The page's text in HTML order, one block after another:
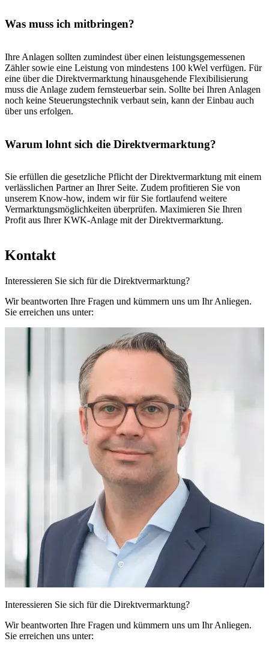
Was muss ich mitbringen?
Ihre Anlagen sollten zumindest über einen leistungsgemessenen
Zähler sowie eine Leistung von mindestens 100 kWel verfügen. Für
eine über die Direktvermarktung hinausgehende Flexibilisierung
muss die Anlage zudem fernsteuerbar sein. Sollte bei Ihren Anlagen
noch keine Steuerungstechnik verbaut sein, kann der Einbau auch
über uns erfolgen.
Warum lohnt sich die Direktvermarktung?
Sie erfüllen die gesetzliche Pflicht der Direktvermarktung mit einem
verlässlichen Partner an Ihrer Seite. Zudem profitieren Sie von
unserem Know-how, indem wir für Sie fortlaufend weitere
Vermarktungsmöglichkeiten überprüfen. Maximieren Sie Ihren
Profit aus Ihrer KWK-Anlage mit der Direktvermarktung.
Kontakt
Interessieren Sie sich für die Direkt­vermarktung?
Wir beantworten Ihre Fragen und kümmern uns um Ihr Anliegen.
Sie erreichen uns unter:
Interessieren Sie sich für die Direkt­vermarktung?
Wir beantworten Ihre Fragen und kümmern uns um Ihr Anliegen.
Sie erreichen uns unter: